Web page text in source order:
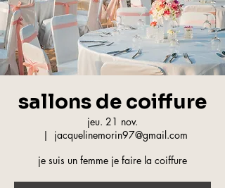
sallons de coiffure
jeu. 21 nov.
  |
jacquelinemorin97@gmail.com
je suis un femme je faire la coiffure